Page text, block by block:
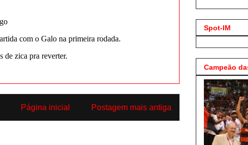
Postagem mais antiga
Página inicial
Spot-IM
Campeão